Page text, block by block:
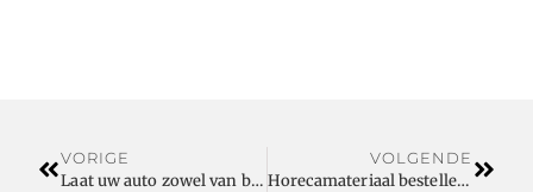
VORIGE
Laat uw auto zowel van binnen als van buiten stralen met Bas Car Wash Team
VOLGENDE
Horecamateriaal bestellen via deze groothandel